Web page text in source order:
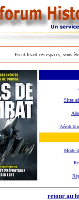
En utilisant ces espaces, vous
Sites
Mode
retour au